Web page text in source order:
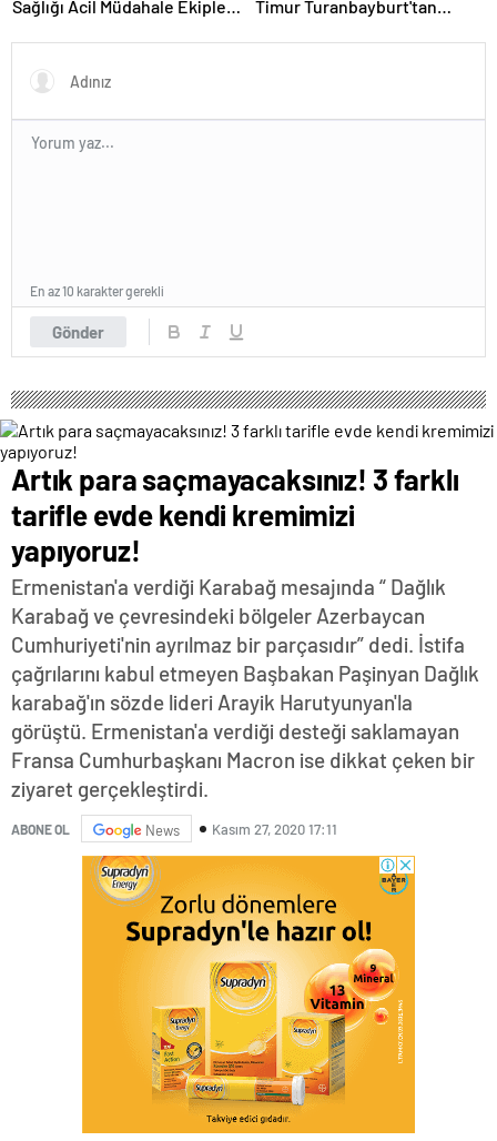
Sağlığı Acil Müdahale Ekipleri'
Timur Turanbayburt'tan
Gönder
En az 10 karakter gerekli
Artık para saçmayacaksınız! 3 farklı
tarifle evde kendi kremimizi
yapıyoruz!
Ermenistan'a verdiği Karabağ mesajında “ Dağlık
Karabağ ve çevresindeki bölgeler Azerbaycan
Cumhuriyeti'nin ayrılmaz bir parçasıdır” dedi. İstifa
çağrılarını kabul etmeyen Başbakan Paşinyan Dağlık
karabağ'ın sözde lideri Arayik Harutyunyan'la
görüştü. Ermenistan'a verdiği desteği saklamayan
Fransa Cumhurbaşkanı Macron ise dikkat çeken bir
ziyaret gerçekleştirdi.
ABONE OL News Kasım 27, 2020 17:11